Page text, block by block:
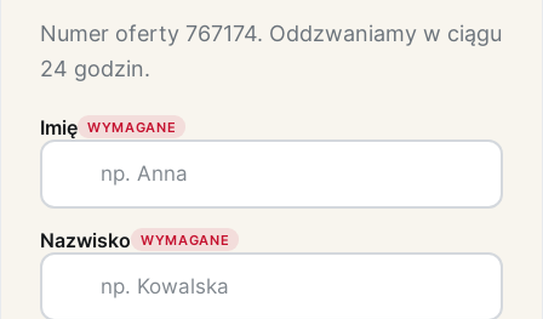
Numer oferty 767174. Oddzwaniamy w ciągu
24 godzin.
Imię WYMAGANE
Nazwisko WYMAGANE